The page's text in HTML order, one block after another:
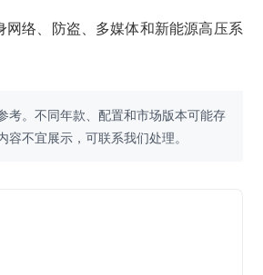
络、防盗、多媒体和新能源高压系
考。不同年款、配置和市场版本可能存
不宜展示，可联系我们处理。